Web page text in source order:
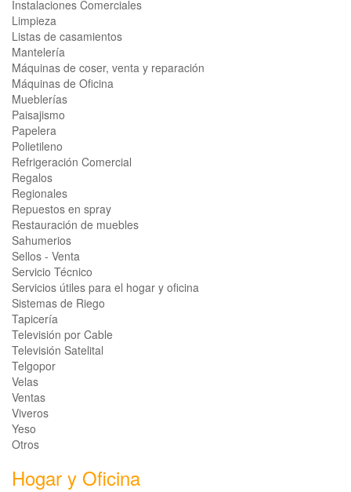
Instalaciones Comerciales
Limpieza
Listas de casamientos
Mantelería
Máquinas de coser, venta y reparación
Máquinas de Oficina
Mueblerías
Paisajismo
Papelera
Polietileno
Refrigeración Comercial
Regalos
Regionales
Repuestos en spray
Restauración de muebles
Sahumerios
Sellos - Venta
Servicio Técnico
Servicios útiles para el hogar y oficina
Sistemas de Riego
Tapicería
Televisión por Cable
Televisión Satelital
Telgopor
Velas
Ventas
Viveros
Yeso
Otros
Hogar y Oficina